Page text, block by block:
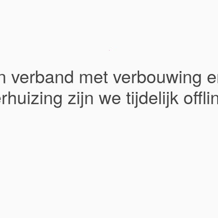
verband met verbouwing
zijn we tijdelijk